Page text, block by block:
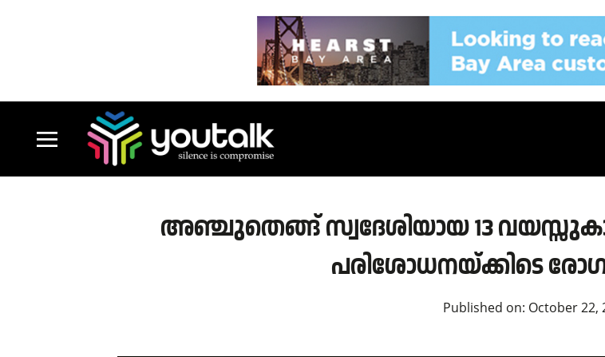
അഞ്ചുതെങ്ങ് സ്വദേശിയായ 13
പരിശോധനയ്ക്കിടെ
Published on: October 22,